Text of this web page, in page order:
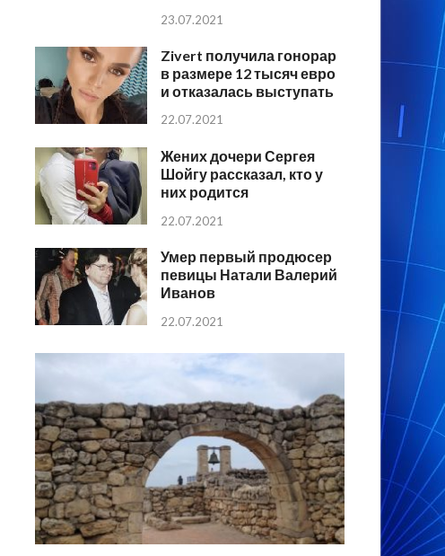
23.07.2021
Zivert получила гонорар
в размере 12 тысяч евро
и отказалась выступать
22.07.2021
Жених дочери Сергея
Шойгу рассказал, кто у
них родится
22.07.2021
Умер первый продюсер
певицы Натали Валерий
Иванов
22.07.2021